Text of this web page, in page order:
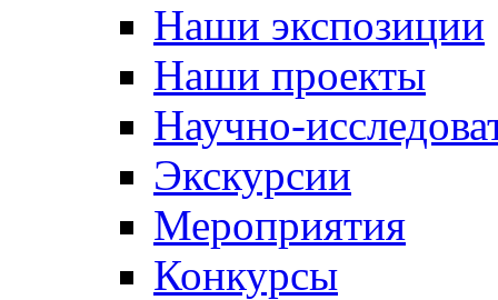
Наши экспозиции
Наши проекты
Научно-
Экскурсии
Мероприятия
Конкурсы